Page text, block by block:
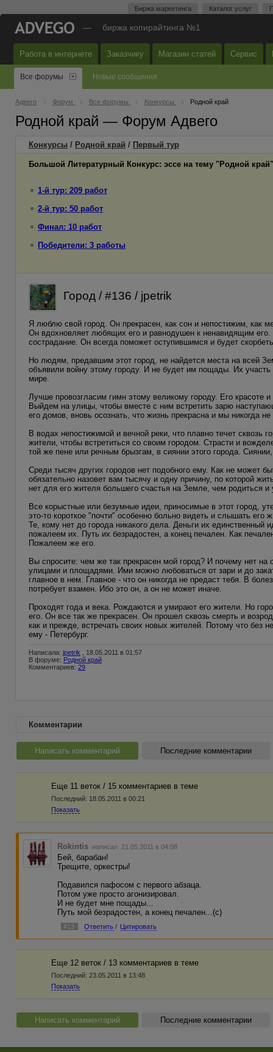
Биржа маркетинга Каталог услуг
— биржа копирайтинга №1
Работа в интернете Заказчику Магазин статей Сервис
Все форумы Новые сообщения
Адвего Форум Все форумы Конкурсы Родной край
Родной край — Форум Адвего
Конкурсы / Родной край / Первый тур
Большой Литературный Конкурс: эссе на тему "Родной край"
1-й тур: 209 работ
2-й тур: 50 работ
Финал: 10 работ
Победители: 3 работы
Город / #136 / jpetrik
Я люблю свой город. Он прекрасен, как сон и непостижим, как
Он вдохновляет любящих его и равнодушен к ненавидящим
сострадание. Он всегда поможет оступившимся и будет
Но людям, предавшим этот город, не найдется места на всей
объявили войну этому городу. И не будет им пощады. Их
мире.
Лучше провозгласим гимн этому великому городу. Его
Выйдем на улицы, чтобы вместе с ним встретить зарю
его домов, вновь осознать, что жизнь прекрасна и мы никогда
В водах непостижимой и вечной реки, что плавно течет сквозь
жители, чтобы встретиться со своим городом. Страсти и
той же пене или речным брызгам, в сиянии этого города.
Среди тысяч других городов нет подобного ему. Как не может
обязательно назовет вам тысячу и одну причину, по которой
нет для его жителя большего счастья на Земле, чем родиться
Все корыстные или безумные идеи, приносимые в этот город,
это-то короткое "почти" особенно больно видеть и слышать
Те, кому нет до города никакого дела. Деньги их
пожалеем их. Путь их безрадостен, а конец печален. Как
Пожалеем же его.
Вы спросите: чем же так прекрасен мой город? И почему нет
улицами и площадями. Ими можно любоваться от зари и до
главное в нем. Главное - что он никогда не предаст тебя. В
потребует взамен. Ибо это он, а он не может иначе.
Проходят года и века. Рождаются и умирают его жители. Но
его. Он все так же прекрасен. Он прошел сквозь смерть и
как и прежде, встречать своих новых жителей. Потому что без
ему - Петербург.
Написала: jpetrik , 18.05.2011 в 01:57
В форуме: Родной край
Комментариев: 29
Комментарии
Написать комментарий Последние комментарии
Еще 11 веток / 15 комментариев в темe
Последний: 18.05.2011 в 00:21
Показать
Rokintis написал 21.05.2011 в 04:08
Бей, барабан!
Трещите, оркестры!
Подавился пафосом с первого абзаца.
Потом уже просто агонизировал.
И не будет мне пощады...
Путь мой безрадостен, а конец печален...(с)
#13 Ответить / Цитировать
Еще 12 веток / 13 комментариев в темe
Последний: 23.05.2011 в 13:48
Показать
Написать комментарий Последние комментарии